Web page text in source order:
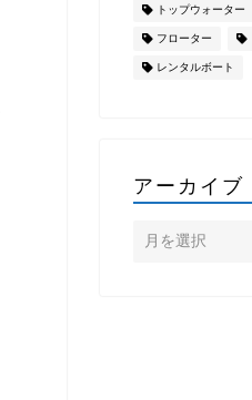
トップウォーター
フローター
レンタルボート
アーカイブ